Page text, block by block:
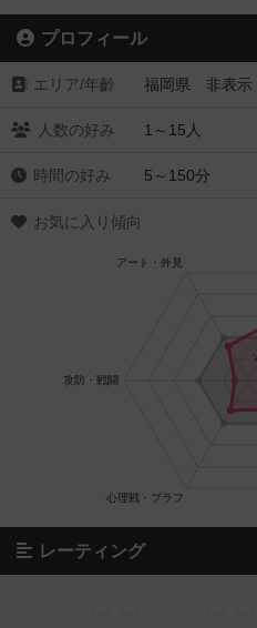
プロフィール
エリア/年齡 福岡県 非表
人数の好み 1～15人
時間の好み 5～150分
お気に入り傾向
レーティング